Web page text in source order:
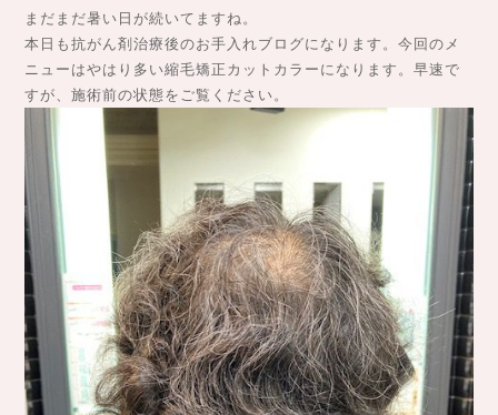
まだまだ暑い日が続いてますね。
本日も抗がん剤治療後のお手入れブログになります。今回のメ
ニューはやはり多い縮毛矯正カットカラーになります。早速で
すが、施術前の状態をご覧ください。